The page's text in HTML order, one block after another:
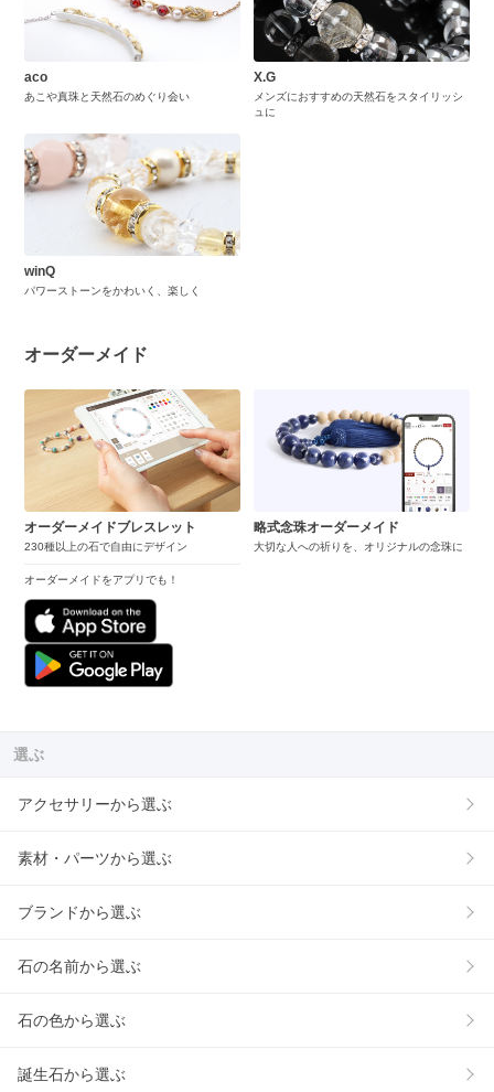
aco
あこや真珠と天然石のめぐり会い
X.G
メンズにおすすめの天然石をスタイリッシ
ュに
winQ
パワーストーンをかわいく、楽しく
オーダーメイド
オーダーメイドブレスレット
230種以上の石で自由にデザイン
オーダーメイドをアプリでも！
略式念珠オーダーメイド
大切な人への祈りを、オリジナルの念珠に
選ぶ
アクセサリーから選ぶ
素材・パーツから選ぶ
ブランドから選ぶ
石の名前から選ぶ
石の色から選ぶ
誕生石から選ぶ